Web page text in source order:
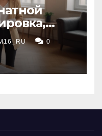
и
0